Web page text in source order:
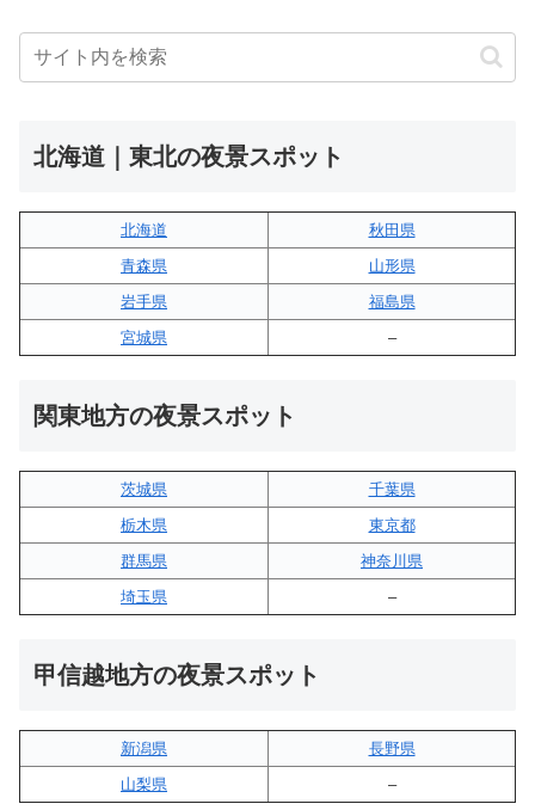
北海道｜東北の夜景スポット
北海道
秋田県
青森県
山形県
岩手県
福島県
宮城県
–
関東地方の夜景スポット
茨城県
千葉県
栃木県
東京都
群馬県
神奈川県
埼玉県
–
甲信越地方の夜景スポット
新潟県
長野県
山梨県
–